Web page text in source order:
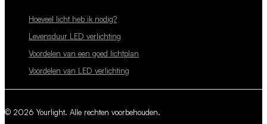
Hoeveel licht heb ik nodig?
Levensduur LED verlichting
Voordelen van een goed lichtplan
Voordelen van LED verlichting
© 2026 Yourlight. Alle rechten voorbehouden.